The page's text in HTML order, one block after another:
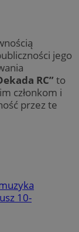
jego
RC” to
członkom i
przez te
10-